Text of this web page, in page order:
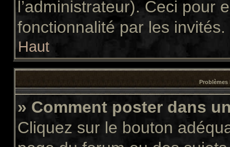
l’administrateur). Ceci pour
fonctionnalité par les invités.
Haut
Problèmes
» Comment poster dans
Cliquez sur le bouton